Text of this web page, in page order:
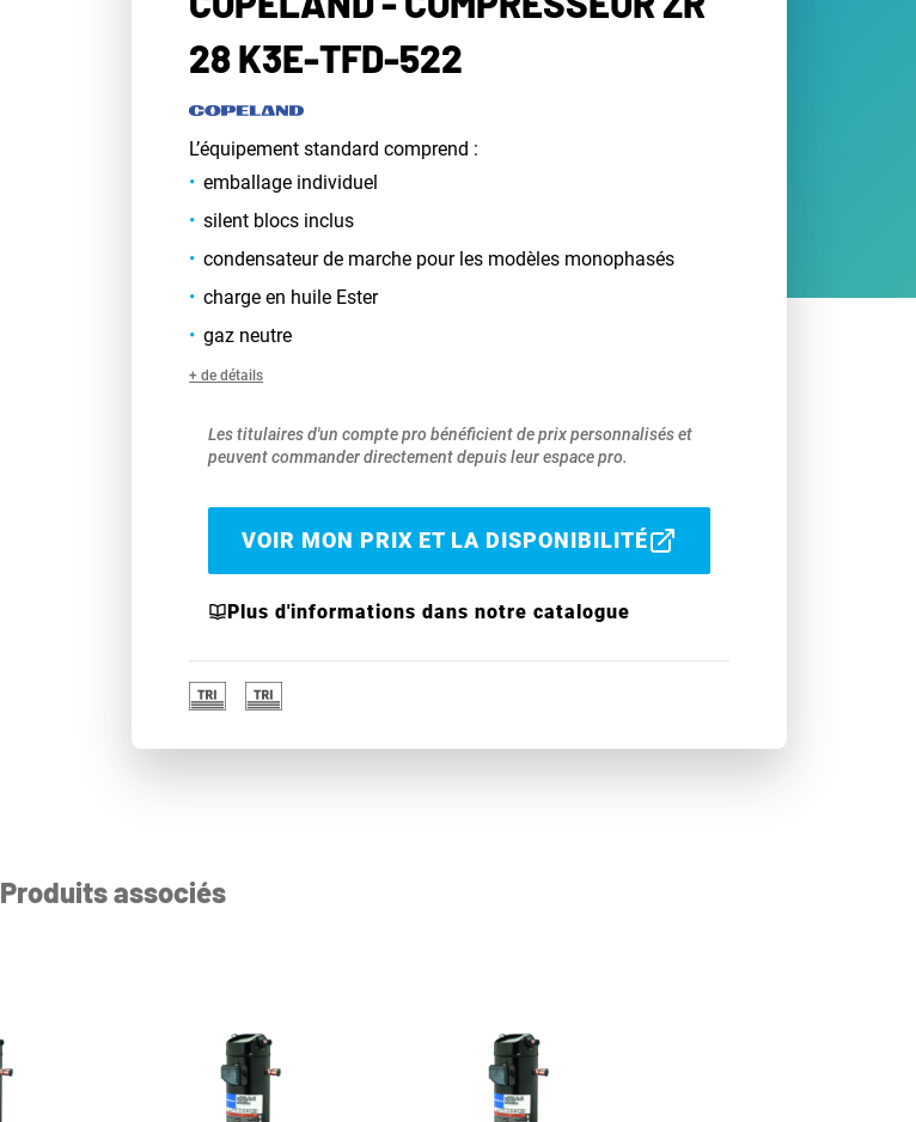
28 K3E-TFD-522
L’équipement standard comprend :
emballage individuel
silent blocs inclus
condensateur de marche pour les modèles monophasés
charge en huile Ester
gaz neutre
+ de détails
Les titulaires d'un compte pro bénéficient de prix personnalisés et
peuvent commander directement depuis leur espace pro.
VOIR MON PRIX ET LA DISPONIBILITÉ
Plus d'informations dans notre catalogue
Produits associés